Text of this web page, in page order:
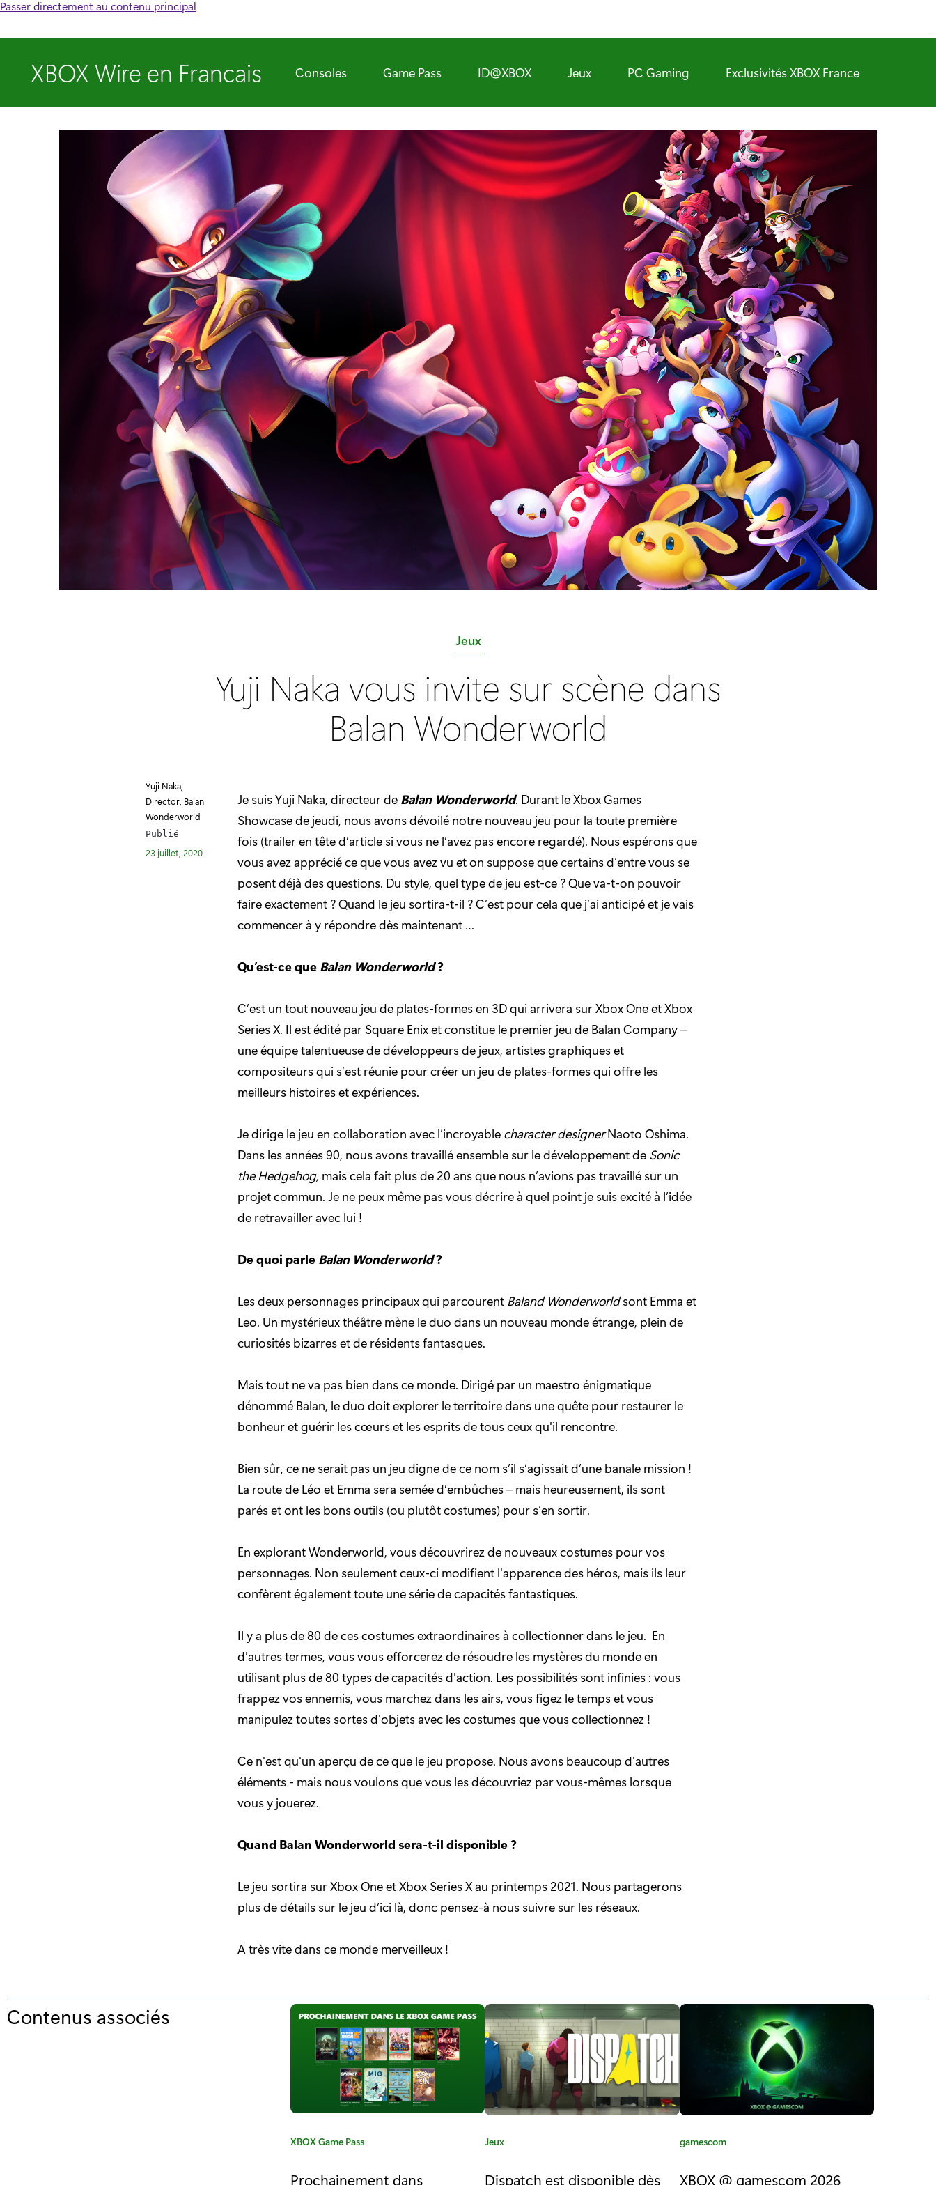
Passer directement au contenu principal
XBOX Wire en Francais Consoles Game Pass ID@XBOX Jeux PC Gaming Exclusivités XBOX France
C
é
g
o
e
:
Jeux
Yuji Naka vous invite sur scène dans
Balan Wonderworld
Yuji Naka,
Director, Balan
Wonderworld
Publié
23 juillet, 2020
Je suis Yuji Naka, directeur de Balan Wonderworld. Durant le Xbox Games
Showcase de jeudi, nous avons dévoilé notre nouveau jeu pour la toute première
fois (trailer en tête d’article si vous ne l’avez pas encore regardé). Nous espérons que
vous avez apprécié ce que vous avez vu et on suppose que certains d’entre vous se
posent déjà des questions. Du style, quel type de jeu est-ce ? Que va-t-on pouvoir
faire exactement ? Quand le jeu sortira-t-il ? C’est pour cela que j’ai anticipé et je vais
commencer à y répondre dès maintenant …
Qu’est-ce que Balan Wonderworld?
C’est un tout nouveau jeu de plates-formes en 3D qui arrivera sur Xbox One et Xbox
Series X. Il est édité par Square Enix et constitue le premier jeu de Balan Company –
une équipe talentueuse de développeurs de jeux, artistes graphiques et
compositeurs qui s’est réunie pour créer un jeu de plates-formes qui offre les
meilleurs histoires et expériences.
Je dirige le jeu en collaboration avec l’incroyable character designerNaoto Oshima.
Dans les années 90, nous avons travaillé ensemble sur le développement de Sonic
the Hedgehog, mais cela fait plus de 20 ans que nous n’avions pas travaillé sur un
projet commun. Je ne peux même pas vous décrire à quel point je suis excité à l’idée
de retravailler avec lui !
De quoi parle Balan Wonderworld?
Les deux personnages principaux qui parcourent Baland Wonderworldsont Emma et
Leo. Un mystérieux théâtre mène le duo dans un nouveau monde étrange, plein de
curiosités bizarres et de résidents fantasques.
Mais tout ne va pas bien dans ce monde. Dirigé par un maestro énigmatique
dénommé Balan, le duo doit explorer le territoire dans une quête pour restaurer le
bonheur et guérir les cœurs et les esprits de tous ceux qu'il rencontre.
Bien sûr, ce ne serait pas un jeu digne de ce nom s’il s’agissait d’une banale mission !
La route de Léo et Emma sera semée d’embûches – mais heureusement, ils sont
parés et ont les bons outils (ou plutôt costumes) pour s’en sortir.
En explorant Wonderworld, vous découvrirez de nouveaux costumes pour vos
personnages. Non seulement ceux-ci modifient l'apparence des héros, mais ils leur
confèrent également toute une série de capacités fantastiques.
Il y a plus de 80 de ces costumes extraordinaires à collectionner dans le jeu. En
d'autres termes, vous vous efforcerez de résoudre les mystères du monde en
utilisant plus de 80 types de capacités d'action. Les possibilités sont infinies : vous
frappez vos ennemis, vous marchez dans les airs, vous figez le temps et vous
manipulez toutes sortes d'objets avec les costumes que vous collectionnez !
Ce n'est qu'un aperçu de ce que le jeu propose. Nous avons beaucoup d'autres
éléments - mais nous voulons que vous les découvriez par vous-mêmes lorsque
vous y jouerez.
Quand Balan Wonderworld sera-t-il disponible ?
Le jeu sortira sur Xbox One et Xbox Series X au printemps 2021. Nous partagerons
plus de détails sur le jeu d’ici là, donc pensez-à nous suivre sur les réseaux.
A très vite dans ce monde merveilleux !
Contenus associés
C
t
XBOX Game Pass
Prochainement dans
C
t
Jeux
Dispatch est disponible dès
C
t
gamescom
XBOX @ gamescom 2026